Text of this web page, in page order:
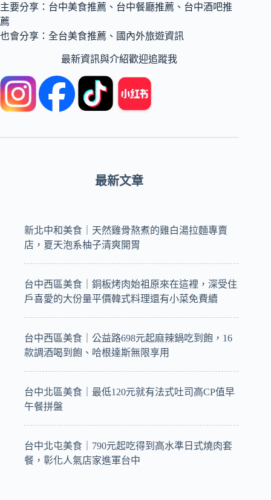
主要分享：台中美食推薦、台中餐廳推薦、台中酒吧推
薦
也會分享：全台美食推薦、國內外旅遊資訊
最新資訊與介紹歡迎追蹤我
最新文章
新北中和美食｜天然雞骨熬煮的雞白湯拉麵專賣
店，夏天泡系柚子清爽開胃
台中西區美食｜銅板烤肉始祖原來在這裡，深受住
戶喜愛的大份量平價韓式料理還有小菜免費續
台中西區美食｜公益路698元起麻辣鍋吃到飽，16
款調酒喝到飽、哈根達斯無限享用
台中北區美食｜最低120元就有法式吐司高CP值早
午餐拼盤
台中北屯美食｜790元起吃得到高水準日式燒肉套
餐，彰化人氣店家進軍台中